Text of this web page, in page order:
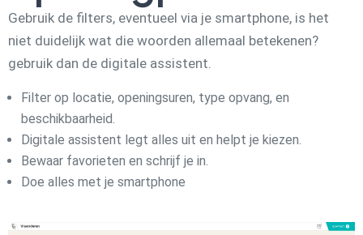
Gebruik de filters, eventueel via je smartphone, is het
niet duidelijk wat die woorden allemaal betekenen?
gebruik dan de digitale assistent.
Filter op locatie, openingsuren, type opvang, en
beschikbaarheid.
Digitale assistent legt alles uit en helpt je kiezen.
Bewaar favorieten en schrijf je in.
Doe alles met je smartphone